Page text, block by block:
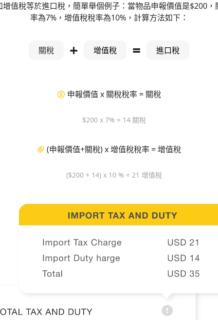
增值稅等於進口稅，簡單舉個例子：當物品申報價值是$200，
率為7%，增值稅稅率為10%，計算方法如下：
關稅 + 增值稅 = 進口稅
申報價值 x 關稅稅率 = 關稅
$200 x 7% = 14 關稅
(申報價值+關稅) x 增值稅稅率 = 增值稅
($200 + 14) x 10 % = 21 增值稅